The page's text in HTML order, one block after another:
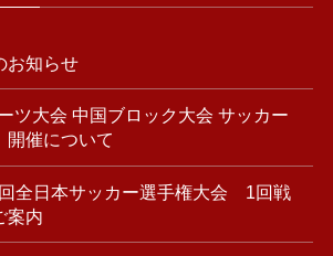
お知らせ
ツ大会 中国ブロック大会 サッカー
開催について
全日本サッカー選手権大会 1回戦
案内